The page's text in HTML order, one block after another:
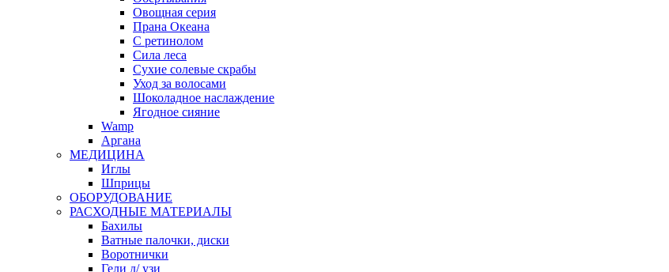
Овощная серия
Прана Океана
С ретинолом
Сила леса
Сухие солевые скрабы
Уход за волосами
Шоколадное наслаждение
Ягодное сияние
Wamp
Аргана
МЕДИЦИНА
Иглы
Шприцы
ОБОРУДОВАНИЕ
РАСХОДНЫЕ МАТЕРИАЛЫ
Бахилы
Ватные палочки, диски
Воротнички
Гели д/ узи